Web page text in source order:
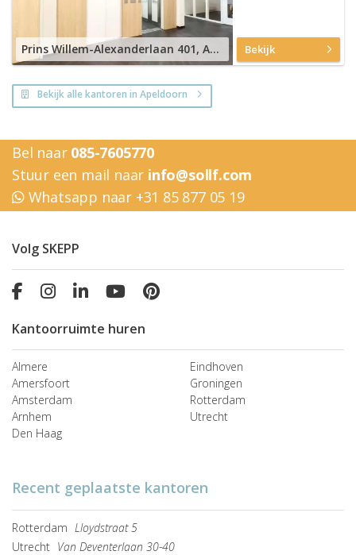
Prins Willem-Alexanderlaan 401, Apeldoorn Bekijk
Bekijk alle kantoren in Apeldoorn
Bel naar 085-7605770
Stuur een mail naar info@sollf.com
Whatsapp naar +31 85 877 05 19
Volg SKEPP
Kantoorruimte huren
Almere
Amersfoort
Amsterdam
Arnhem
Den Haag
Eindhoven
Groningen
Rotterdam
Utrecht
Recent geplaatste kantoren
Rotterdam Lloydstraat 5
Utrecht Van Deventerlaan 30-40